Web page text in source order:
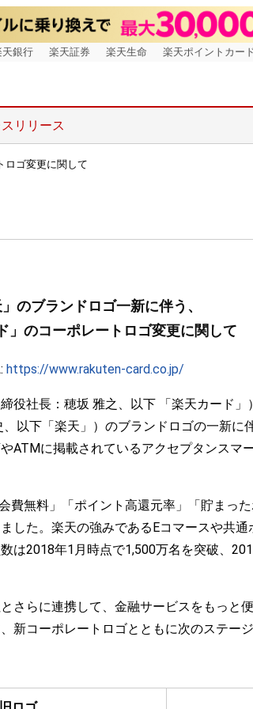
天銀行 楽天証券 楽天生命 楽天ポイントカー
リリース
ロゴ変更に関して
」のブランドロゴ一新に伴う、
」のコーポレートロゴ変更に関して
https://www.rakuten-card.co.jp/
役社長：穂坂 雅之、以下 「楽天カード」
以下「楽天」）のブランドロゴの一新に
ATMに掲載されているアクセプタンスマ
費無料」「ポイント高還元率」「貯まっ
した。楽天の強みであるEコマースや共
は2018年1月時点で1,500万名を突破、
さらに連携して、金融サービスをもっと
コーポレートロゴとともに次のステー